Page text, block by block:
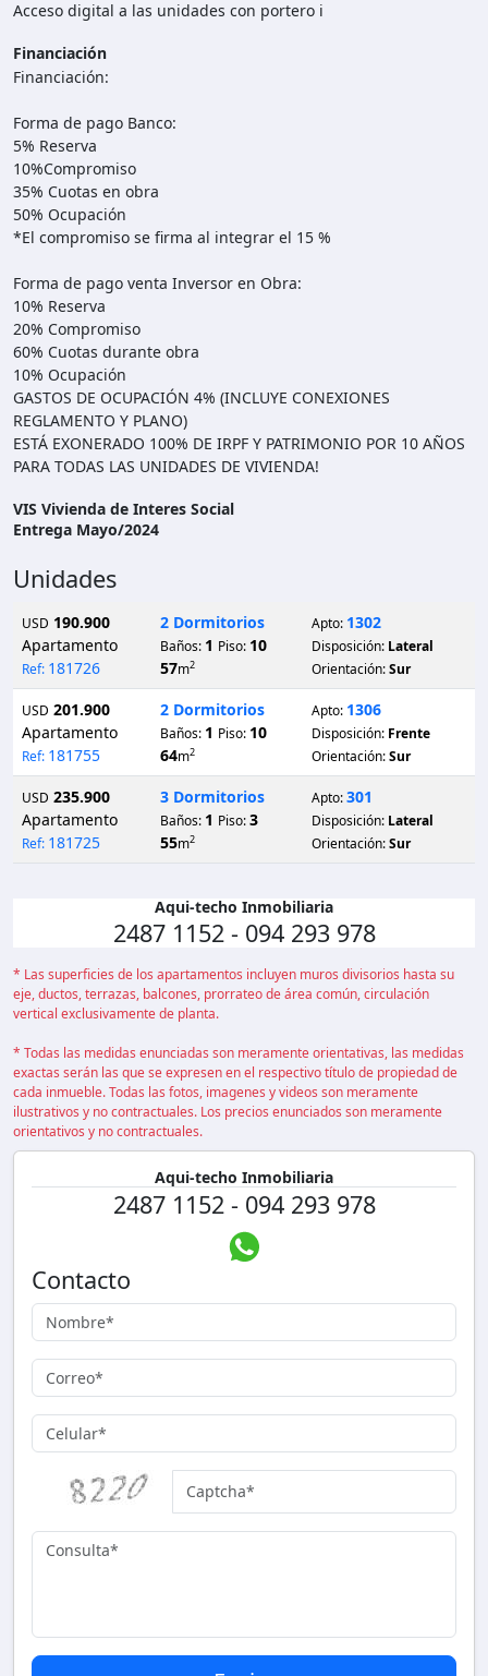
Acceso digital a las unidades con portero i
Financiación
Financiación:
Forma de pago Banco:
5% Reserva
10%Compromiso
35% Cuotas en obra
50% Ocupación
*El compromiso se firma al integrar el 15 %
Forma de pago venta Inversor en Obra:
10% Reserva
20% Compromiso
60% Cuotas durante obra
10% Ocupación
GASTOS DE OCUPACIÓN 4% (INCLUYE CONEXIONES
REGLAMENTO Y PLANO)
ESTÁ EXONERADO 100% DE IRPF Y PATRIMONIO POR 10 AÑOS
PARA TODAS LAS UNIDADES DE VIVIENDA!
VIS Vivienda de Interes Social
Entrega Mayo/2024
Unidades
USD 190.900
Apartamento
Ref: 181726
2 Dormitorios
Baños: 1 Piso: 10
57m2
Apto: 1302
Disposición: Lateral
Orientación:Sur
USD 201.900
Apartamento
Ref: 181755
2 Dormitorios
Baños: 1 Piso: 10
64m2
Apto: 1306
Disposición: Frente
Orientación:Sur
USD 235.900
Apartamento
Ref: 181725
3 Dormitorios
Baños: 1 Piso:3
55m2
Apto:301
Disposición: Lateral
Orientación:Sur
Aqui-techo Inmobiliaria
2487 1152 - 094 293 978
* Las superficies de los apartamentos incluyen muros divisorios hasta su
eje, ductos, terrazas, balcones, prorrateo de área común, circulación
vertical exclusivamente de planta.
* Todas las medidas enunciadas son meramente orientativas, las medidas
exactas serán las que se expresen en el respectivo título de propiedad de
cada inmueble. Todas las fotos, imagenes y videos son meramente
ilustrativos y no contractuales. Los precios enunciados son meramente
orientativos y no contractuales.
Aqui-techo Inmobiliaria
2487 1152 - 094 293 978
Contacto